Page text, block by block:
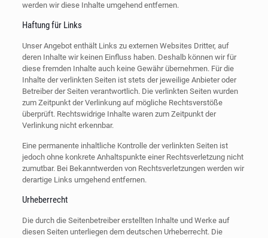
werden wir diese Inhalte umgehend entfernen.
Haftung für Links
Unser Angebot enthält Links zu externen Websites Dritter, auf
deren Inhalte wir keinen Einfluss haben. Deshalb können wir für
diese fremden Inhalte auch keine Gewähr übernehmen. Für die
Inhalte der verlinkten Seiten ist stets der jeweilige Anbieter oder
Betreiber der Seiten verantwortlich. Die verlinkten Seiten wurden
zum Zeitpunkt der Verlinkung auf mögliche Rechtsverstöße
überprüft. Rechtswidrige Inhalte waren zum Zeitpunkt der
Verlinkung nicht erkennbar.
Eine permanente inhaltliche Kontrolle der verlinkten Seiten ist
jedoch ohne konkrete Anhaltspunkte einer Rechtsverletzung nicht
zumutbar. Bei Bekanntwerden von Rechtsverletzungen werden wir
derartige Links umgehend entfernen.
Urheberrecht
Die durch die Seitenbetreiber erstellten Inhalte und Werke auf
diesen Seiten unterliegen dem deutschen Urheberrecht. Die